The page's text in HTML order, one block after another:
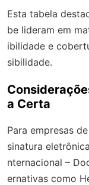
Esta tabela
be lideram em
ibilidade e
sibilidade.
a Certa
Para empresas
sinatura
nternacional –
ernativas como